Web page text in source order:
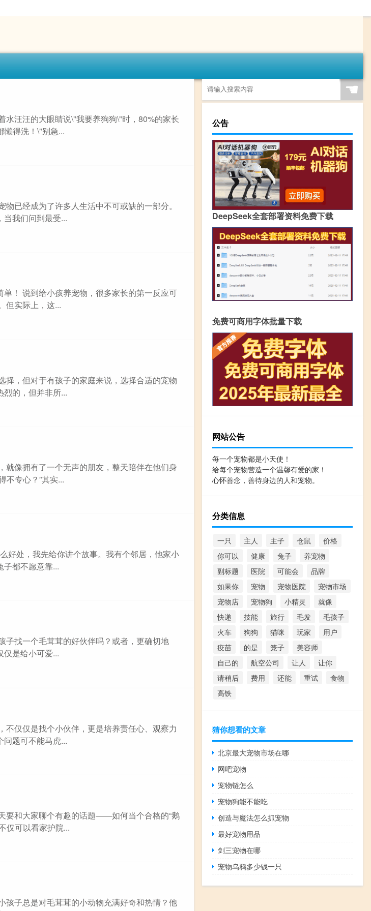
汪汪的大眼睛说\"我要养狗狗\"时，80%的家长
懒得洗！\"别急...
已经成为了许多人生活中不可或缺的一部分。
我们问到最受...
！ 说到给小孩养宠物，很多家长的第一反应可
但实际上，这...
择，但对于有孩子的家庭来说，选择合适的宠物
的，但并非所...
就像拥有了一个无声的朋友，整天陪伴在他们身
不专心？”其实...
好处，我先给你讲个故事。我有个邻居，他家小
子都不愿意靠...
子找一个毛茸茸的好伙伴吗？或者，更确切地
是给小可爱...
仅仅是找个小伙伴，更是培养责任心、观察力
题可不能马虎...
要和大家聊个有趣的话题——如何当个合格的“鹅
仅可以看家护院...
孩子总是对毛茸茸的小动物充满好奇和热情？他
☚
公告
DeepSeek全套部署资料免费下载
免费可商用字体批量下载
网站公告
每一个宠物都是小天使！
给每个宠物营造一个温馨有爱的家！
心怀善念，善待身边的人和宠物。
分类信息
一只 主人 主子 仓鼠
价格
你可以
健康 兔子
养宠物
副标题
医院 可能会
品牌
如果你
宠物 宠物医院
宠物市场
宠物店
宠物狗 小精灵
就像
快递
技能 旅行 毛发
毛孩子
火车
狗狗 猫咪 玩家
用户
疫苗
的是 笼子
美容师
自己的
航空公司 让人
让你
请稍后
费用 还能 重试
食物
高铁
猜你想看的文章
北京最大宠物市场在哪
网吧宠物
宠物链怎么
宠物狗能不能吃
创造与魔法怎么抓宠物
最好宠物用品
剑三宠物在哪
宠物乌鸦多少钱一只